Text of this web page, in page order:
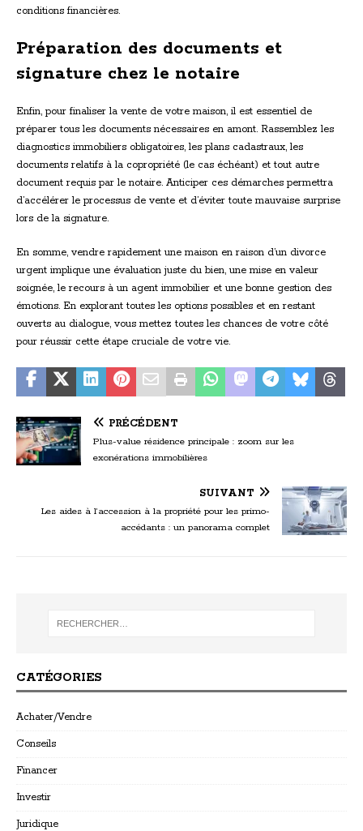
conditions financières.
Préparation des documents et
signature chez le notaire
Enfin, pour finaliser la vente de votre maison, il est essentiel de
préparer tous les documents nécessaires en amont. Rassemblez les
diagnostics immobiliers obligatoires, les plans cadastraux, les
documents relatifs à la copropriété (le cas échéant) et tout autre
document requis par le notaire. Anticiper ces démarches permettra
d’accélérer le processus de vente et d’éviter toute mauvaise surprise
lors de la signature.
En somme, vendre rapidement une maison en raison d’un divorce
urgent implique une évaluation juste du bien, une mise en valeur
soignée, le recours à un agent immobilier et une bonne gestion des
émotions. En explorant toutes les options possibles et en restant
ouverts au dialogue, vous mettez toutes les chances de votre côté
pour réussir cette étape cruciale de votre vie.
PRÉCÉDENT
Plus-value résidence principale : zoom sur les
exonérations immobilières
SUIVANT
Les aides à l’accession à la propriété pour les primo-
accédants : un panorama complet
CATÉGORIES
Achater/Vendre
Conseils
Financer
Investir
Juridique